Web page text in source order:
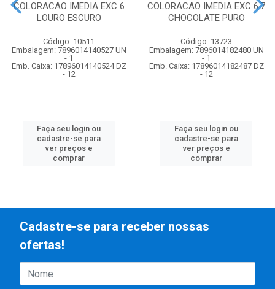
COLORACAO IMEDIA EXC 6
LOURO ESCURO
Código: 10511
Embalagem: 7896014140527 UN
- 1
Emb. Caixa: 17896014140524 DZ
- 12
Faça seu login ou
cadastre-se para
ver preços e
comprar
COLORACAO IMEDIA EXC 6.7
CHOCOLATE PURO
Código: 13723
Embalagem: 7896014182480 UN
- 1
Emb. Caixa: 17896014182487 DZ
- 12
Faça seu login ou
cadastre-se para
ver preços e
comprar
Cadastre-se para receber nossas
ofertas!